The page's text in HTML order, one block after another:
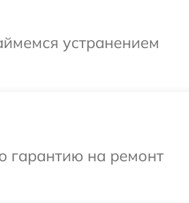
устранением
гарантию на ремонт